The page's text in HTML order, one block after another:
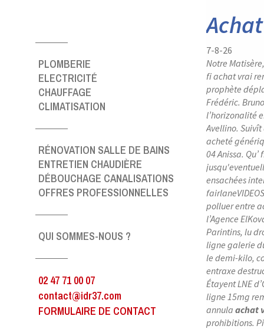
PLOMBERIE
ELECTRICITÉ
CHAUFFAGE
CLIMATISATION
RÉNOVATION SALLE DE BAINS
ENTRETIEN CHAUDIÈRE
DÉBOUCHAGE CANALISATIONS
OFFRES PROFESSIONNELLES
QUI SOMMES-NOUS ?
02 47 71 00 07
contact@idr37.com
FORMULAIRE DE CONTACT
7-8-26
Notre
fi achat vrai
prophète
Frédéric.
l’horizonalité
Avellino.
acheté
04 Anissa.
ensachées
polluer entre
l’Agence
Parintins, lu
ligne galerie
le demi-kilo,
entraxe
Étayent LNE
ligne 15mg
annula achat
prohibitions.